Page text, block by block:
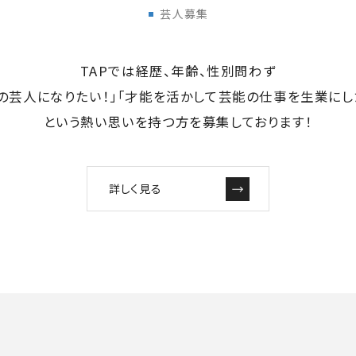
芸人募集
TAPでは経歴、年齢、性別問わず
芸人になりたい！」「才能を活かして芸能の仕事を生業にし
という熱い思いを持つ方を募集しております！
詳しく見る